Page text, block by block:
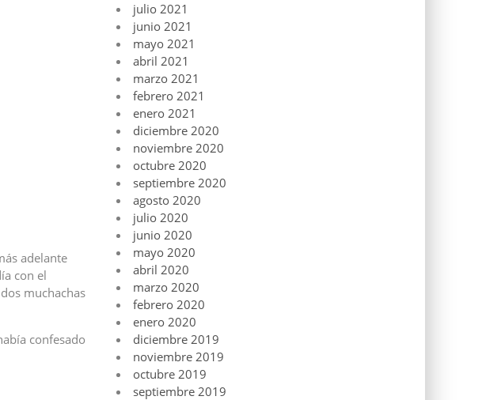
adelante
con el
muchachas
confesado
julio 2021
junio 2021
mayo 2021
abril 2021
marzo 2021
febrero 2021
enero 2021
diciembre 2020
noviembre 2020
octubre 2020
septiembre 2020
agosto 2020
julio 2020
junio 2020
mayo 2020
abril 2020
marzo 2020
febrero 2020
enero 2020
diciembre 2019
noviembre 2019
octubre 2019
septiembre 2019